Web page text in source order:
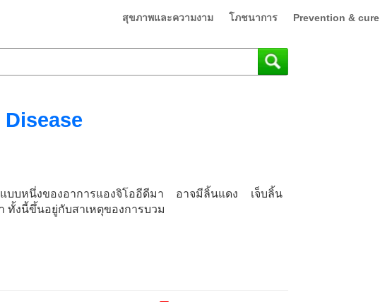
สุขภาพและความงาม โภชนาการ Prevention & cure
Disease
แบบหนึ่งของอาการแองจิโออีดีมา อาจมีลิ้นแดง เจ็บลิ้น
ทั้งนี้ขึ้นอยู่กับสาเหตุของการบวม